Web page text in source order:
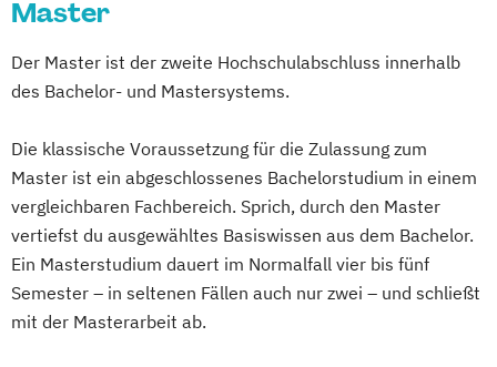
Energiespeichertechnik
Energieverfahrenstechnik
Energiewirtschaft und -management
Fahrzeugtechnik Game Design
Game Development
Gestaltung interaktiver Systeme
IT-Sicherheit Industriedesign
Informatik Ingenieurpsychologie
Master
Der Master ist der zweite Hochschulabschluss innerhalb
des Bachelor- und Mastersystems.
Die klassische Voraussetzung für die Zulassung zum
Master ist ein abgeschlossenes Bachelorstudium in einem
vergleichbaren Fachbereich. Sprich, durch den Master
vertiefst du ausgewähltes Basiswissen aus dem Bachelor.
Ein Masterstudium dauert im Normalfall vier bis fünf
Semester – in seltenen Fällen auch nur zwei – und schließt
mit der Masterarbeit ab.